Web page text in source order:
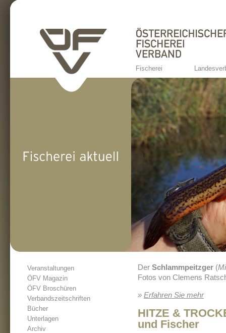
Fischerei
Der Schlammpeitzger (
Fotos von Clemens
» Erfahren Sie mehr
HITZE &
und Fischer
Veranstaltungen
ÖFV Magazin
ÖFV Broschüren
Verbandszeitschriften
Bücher
Unterlagen
Archiv